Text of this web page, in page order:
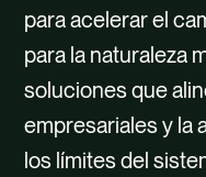
para acelerar el
para la naturaleza
soluciones que
empresariales y la
los límites del